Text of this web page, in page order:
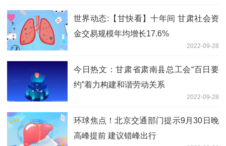
世界动态:【甘快看】十年间 甘肃社会资
金交易规模年均增长17.6%
2022-09-28
今日热文：甘肃省肃南县总工会“百日要
约”着力构建和谐劳动关系
2022-09-28
环球焦点！北京交通部门提示9月30日晚
高峰提前 建议错峰出行